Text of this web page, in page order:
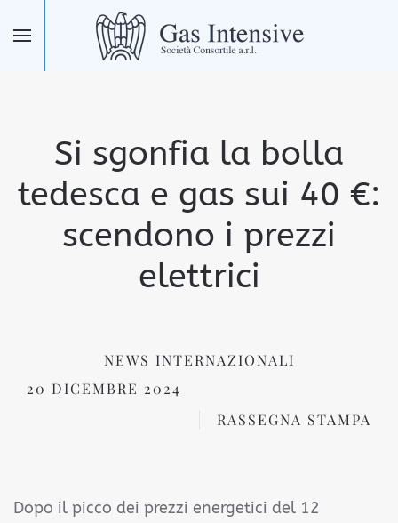
Skip to main content
Si sgonfia la bolla
tedesca e gas sui 40 €:
scendono i prezzi
elettrici
NEWS INTERNAZIONALI
20 DICEMBRE 2024
RASSEGNA STAMPA
Dopo il picco dei prezzi energetici del 12